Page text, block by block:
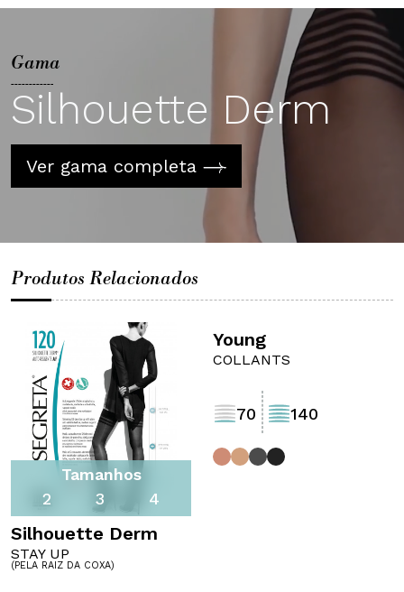
Gama
Silhouette Derm
Ver gama completa
Produtos Relacionados
Stay Up
(pela raiz da coxa)
Tamanhos
2
3 4
Silhouette Derm
STAY UP
(PELA RAIZ DA COXA)
Young
COLLANTS
70 140